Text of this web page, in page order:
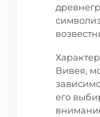
Вивея,
его